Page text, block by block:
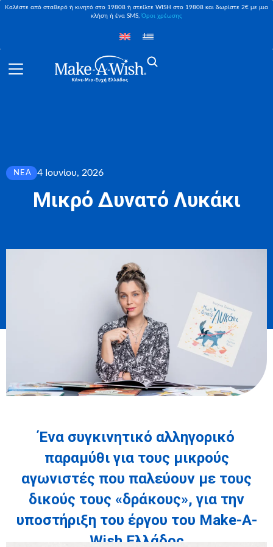
Καλέστε από σταθερό ή κινητό στο 19808 ή στείλτε WISH στο 19808 και δωρίστε 2€ με μια
κλήση ή ένα SMS,Όροι χρέωσης
ΝΈΑ 4 Ιουνίου, 2026
Μικρό Δυνατό Λυκάκι
Ένα συγκινητικό αλληγορικό
παραμύθι για τους μικρούς
αγωνιστές που παλεύουν με τους
δικούς τους «δράκους», για την
υποστήριξη του έργου του Make-A-
Wish Ελλάδος